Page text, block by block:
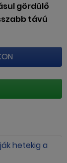
gördülő
távú
hetekig a